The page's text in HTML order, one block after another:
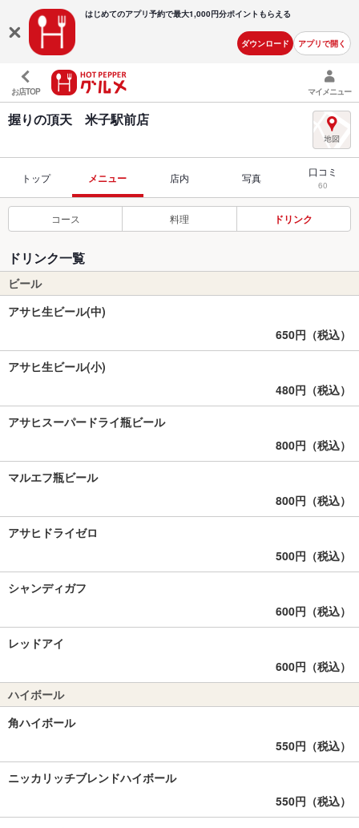
はじめてのアプリ予約で最大1,000円分ポイントもらえる
ダウンロード アプリで開く
お店TOP マイメニュー
握りの頂天 米子駅前店
トップ メニュー 店内 写真 口コミ
60
コース 料理 ドリンク
ドリンク一覧
ビール
アサヒ生ビール(中)
650円（税込）
アサヒ生ビール(小)
480円（税込）
アサヒスーパードライ瓶ビール
800円（税込）
マルエフ瓶ビール
800円（税込）
アサヒドライゼロ
500円（税込）
シャンディガフ
600円（税込）
レッドアイ
600円（税込）
ハイボール
角ハイボール
550円（税込）
ニッカリッチブレンドハイボール
550円（税込）